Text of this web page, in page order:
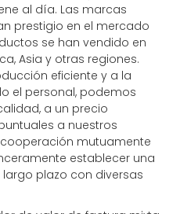
al día. Las marcas
prestigio en el mercado
se han vendido en
Asia y otras regiones.
eficiente y a la
el personal, podemos
a un precio
a nuestros
mutuamente
establecer una
plazo con diversas